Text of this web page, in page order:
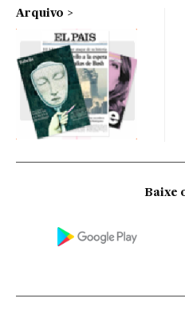
Arquivo
Baixe